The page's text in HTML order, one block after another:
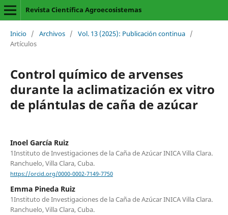
Revista Científica Agroecosistemas
Inicio / Archivos / Vol. 13 (2025): Publicación continua /
Artículos
Control químico de arvenses
durante la aclimatización ex vitro
de plántulas de caña de azúcar
Inoel García Ruiz
1Instituto de Investigaciones de la Caña de Azúcar INICA Villa Clara.
Ranchuelo, Villa Clara, Cuba.
https://orcid.org/0000-0002-7149-7750
Emma Pineda Ruiz
1Instituto de Investigaciones de la Caña de Azúcar INICA Villa Clara.
Ranchuelo, Villa Clara, Cuba.